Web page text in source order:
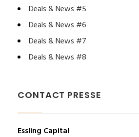
Deals & News #5
Deals & News #6
Deals & News #7
Deals & News #8
CONTACT PRESSE
Essling Capital